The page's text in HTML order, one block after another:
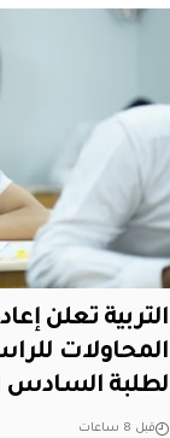
التربية تعلن
المحاولات
لطلبة السادس
قبل 8 ساعات